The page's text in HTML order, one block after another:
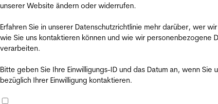
unserer Website ändern oder widerrufen.
Erfahren Sie in unserer Datenschutzrichtlinie mehr darüber, wer
wie Sie uns kontaktieren können und wie wir personenbezogene
verarbeiten.
Bitte geben Sie Ihre Einwilligungs-ID und das Datum an, wenn Sie
bezüglich Ihrer Einwilligung kontaktieren.